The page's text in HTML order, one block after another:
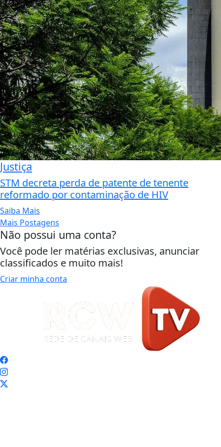
Justiça
STM decreta perda de patente de tenente
reformado por contaminação de HIV
Saiba Mais
Mais Postagens
Não possui uma conta?
Você pode ler matérias exclusivas, anunciar
classificados e muito mais!
Criar minha conta